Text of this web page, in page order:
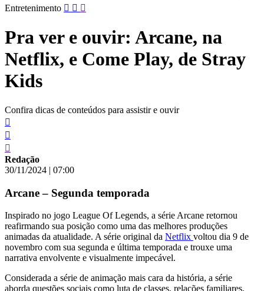
Pular
conteúdo
Entretenimento
Pra ver e ouvir: Arcane, na
Netflix, e Come Play, de Stray
Kids
Confira dicas de conteúdos para assistir e ouvir
Redação
30/11/2024 | 07:00
Arcane – Segunda temporada
Inspirado no jogo League Of Legends, a série Arcane retornou
reafirmando sua posição como uma das melhores produções
animadas da atualidade. A série original da Netflix voltou dia 9 de
novembro com sua segunda e última temporada e trouxe uma
narrativa envolvente e visualmente impecável.
Considerada a série de animação mais cara da história, a série
aborda questões sociais como luta de classes, relações familiares,